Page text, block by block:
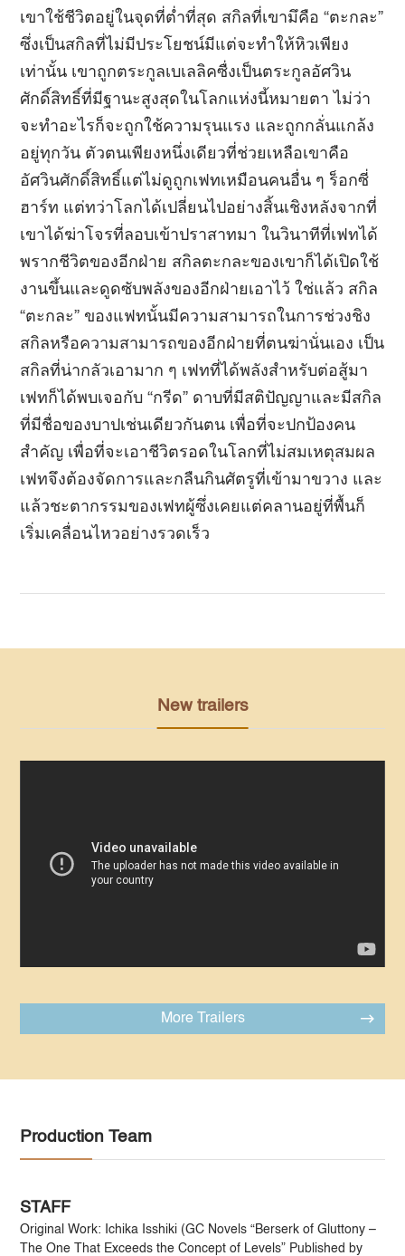
เขาใช้ชีวิตอยู่ในจุดที่ต่ำที่สุด สกิลที่เขามึคือ “ตะกละ”
ซึ่งเป็นสกิลที่ไม่มีประโยชน์มีแต่จะทำให้หิวเพียง
เท่านั้น เขาถูกตระกูลเบเลลิคซื่งเป็นตระกูลอัศวิน
ศักดิ์สิทธิ์ที่มีฐานะสูงสุดในโลกแห่งนี้หมายตา ไม่ว่า
จะทำอะไรก็จะถูกใช้ความรุนแรง และถูกกลั่นแกล้ง
อยู่ทุกวัน ตัวตนเพียงหนึ่งเดียวที่ช่วยเหลือเขาคือ
อัศวินศักดิ์สิทธิ์แต่ไม่ดูถูกเฟทเหมือนคนอื่น ๆ ร็อกซี่
ฮาร์ท แต่ทว่าโลกได้เปลี่ยนไปอย่างสิ้นเชิงหลังจากที่
เขาได้ฆ่าโจรที่ลอบเข้าปราสาทมา ในวินาทีที่เฟทได้
พรากชีวิตของอีกฝ่าย สกิลตะกละของเขาก็ได้เปิดใช้
งานขึ้นและดูดซับพลังของอีกฝ่ายเอาไว้ ใช่แล้ว สกิล
“ตะกละ” ของแฟทนั้นมีความสามารถในการช่วงชิง
สกิลหรือความสามารถของอีกฝ่ายที่ตนฆ่านั่นเอง เป็น
สกิลที่น่ากลัวเอามาก ๆ เฟทที่ได้พลังสำหรับต่อสู้มา
เฟทก็ได้พบเจอกับ “กรีด” ดาบที่มีสติปัญญาและมีสกิล
ที่มีชื่อของบาปเช่นเดียวกันตน เพื่อที่จะปกป้องคน
สำคัญ เพื่อที่จะเอาชีวิตรอดในโลกที่ไม่สมเหตุสมผล
เฟทจึงต้องจัดการและกลืนกินศัตรูที่เข้ามาขวาง และ
แล้วชะตากรรมของเฟทผู้ซึ่งเคยแต่คลานอยู่ที่พื้นก็
เริ่มเคลื่อนไหวอย่างรวดเร็ว
New trailers
More Trailers
Production Team
STAFF
Original Work: Ichika Isshiki (GC Novels “Berserk of Gluttony –
The One That Exceeds the Concept of Levels” Published by